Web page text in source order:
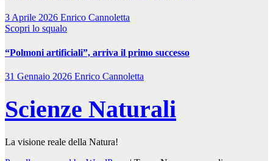
3 Aprile 2026 Enrico Cannoletta
Scopri lo squalo
“Polmoni artificiali”, arriva il primo successo
31 Gennaio 2026 Enrico Cannoletta
Scienze Naturali
La visione reale della Natura!